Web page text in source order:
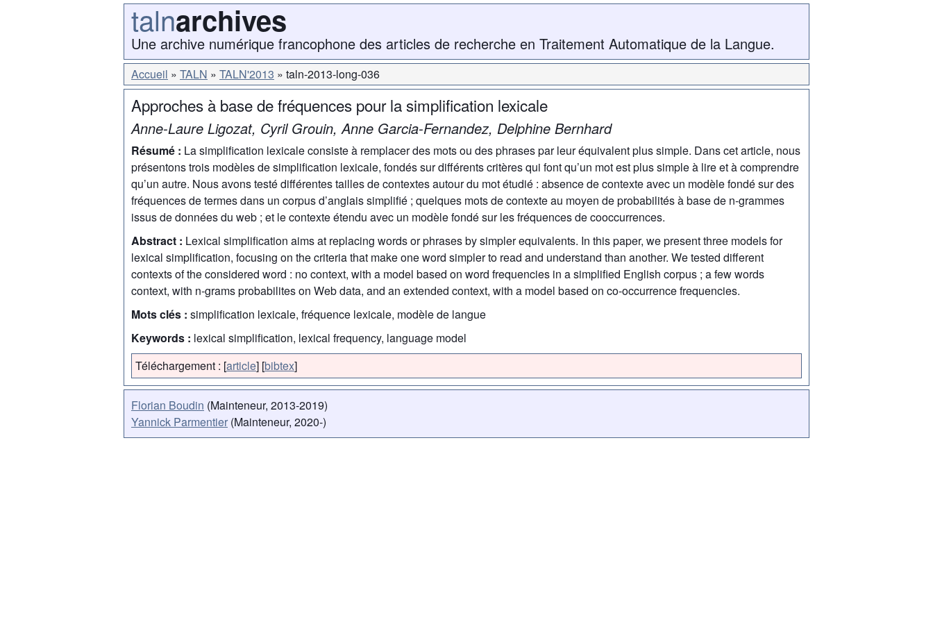
talnarchives
Une archive numérique francophone des articles de recherche en Traitement Automatique de la Langue.
Accueil TALN TALN'2013 taln-2013-long-036
Approches à base de fréquences pour la simplification lexicale
Anne-Laure Ligozat, Cyril Grouin, Anne Garcia-Fernandez, Delphine Bernhard
Résumé : La simplification lexicale consiste à remplacer des mots ou des phrases par leur équivalent plus simple. Dans cet article, nous
présentons trois modèles de simplification lexicale, fondés sur différents critères qui font qu’un mot est plus simple à lire et à comprendre
qu’un autre. Nous avons testé différentes tailles de contextes autour du mot étudié : absence de contexte avec un modèle fondé sur des
fréquences de termes dans un corpus d’anglais simplifié ; quelques mots de contexte au moyen de probabilités à base de n-grammes
issus de données du web ; et le contexte étendu avec un modèle fondé sur les fréquences de cooccurrences.
Abstract : Lexical simplification aims at replacing words or phrases by simpler equivalents. In this paper, we present three models for
lexical simplification, focusing on the criteria that make one word simpler to read and understand than another. We tested different
contexts of the considered word : no context, with a model based on word frequencies in a simplified English corpus ; a few words
context, with n-grams probabilites on Web data, and an extended context, with a model based on co-occurrence frequencies.
Mots clés : simplification lexicale, fréquence lexicale, modèle de langue
Keywords : lexical simplification, lexical frequency, language model
Téléchargement : [article] [bibtex]
Florian Boudin (Mainteneur, 2013-2019)
Yannick Parmentier (Mainteneur, 2020-)